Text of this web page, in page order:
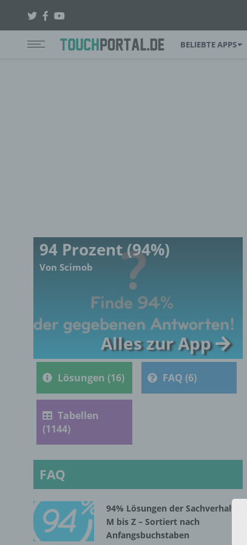
BELIEBTE APPS
94 Prozent (94%)
Von Scimob
Alles zur App
Lösungen (16) FAQ (6)
Tabellen
(1144)
FAQ
94% Lösungen der Sachverhalte
M bis Z – Sortiert nach
Anfangsbuchstaben